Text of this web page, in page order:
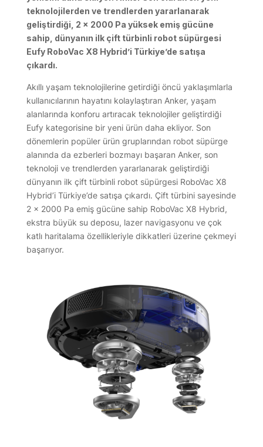
teknolojilerden ve trendlerden yararlanarak
geliştirdiği, 2 x 2000 Pa yüksek emiş gücüne
sahip, dünyanın ilk çift türbinli robot süpürgesi
Eufy RoboVac X8 Hybrid’i Türkiye’de satışa
çıkardı.
Akıllı yaşam teknolojilerine getirdiği öncü yaklaşımlarla
kullanıcılarının hayatını kolaylaştıran Anker, yaşam
alanlarında konforu artıracak teknolojiler geliştirdiği
Eufy kategorisine bir yeni ürün daha ekliyor. Son
dönemlerin popüler ürün gruplarından robot süpürge
alanında da ezberleri bozmayı başaran Anker, son
teknoloji ve trendlerden yararlanarak geliştirdiği
dünyanın ilk çift türbinli robot süpürgesi RoboVac X8
Hybrid’i Türkiye’de satışa çıkardı. Çift türbini sayesinde
2 x 2000 Pa emiş gücüne sahip RoboVac X8 Hybrid,
ekstra büyük su deposu, lazer navigasyonu ve çok
katlı haritalama özellikleriyle dikkatleri üzerine çekmeyi
başarıyor.